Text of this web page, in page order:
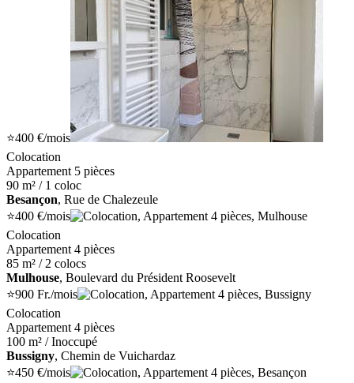
⭐400 €/mois
Colocation
Appartement 5 pièces
90 m² / 1 coloc
Besançon, Rue de Chalezeule
⭐400 €/mois
Colocation
Appartement 4 pièces
85 m² / 2 colocs
Mulhouse, Boulevard du Président Roosevelt
⭐900 Fr./mois
Colocation
Appartement 4 pièces
100 m² / Inoccupé
Bussigny, Chemin de Vuichardaz
⭐450 €/mois